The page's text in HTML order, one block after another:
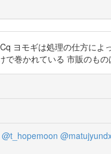
ヨモギは処理の仕方によ
巻かれている 市販のもの
@t_hopemoon